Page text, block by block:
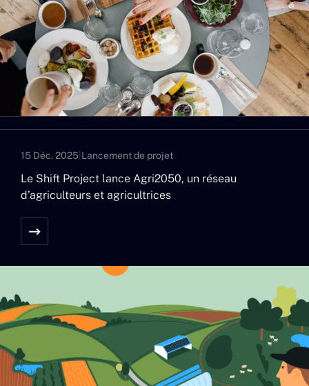
15 Déc. 2025 Lancement de projet
Le Shift Project lance Agri2050, un réseau
d’agriculteurs et agricultrices